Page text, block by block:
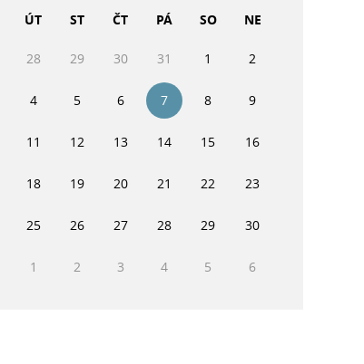
ÚT ST ČT PÁ SO NE
28 29 30 31 1 2
4 5 6 7 8 9
11 12 13 14 15 16
18 19 20 21 22 23
25 26 27 28 29 30
1 2 3 4 5 6